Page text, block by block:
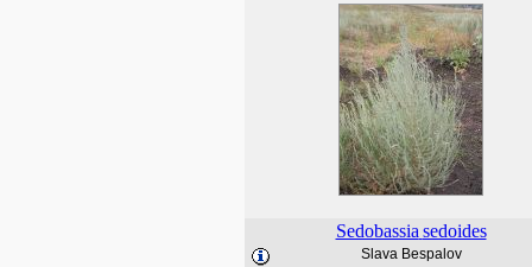
Sedobassia sedoides
Slava Bespalov